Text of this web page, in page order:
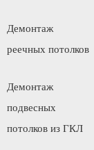
Демонтаж
реечных потолков
Демонтаж
подвесных
потолков из ГКЛ